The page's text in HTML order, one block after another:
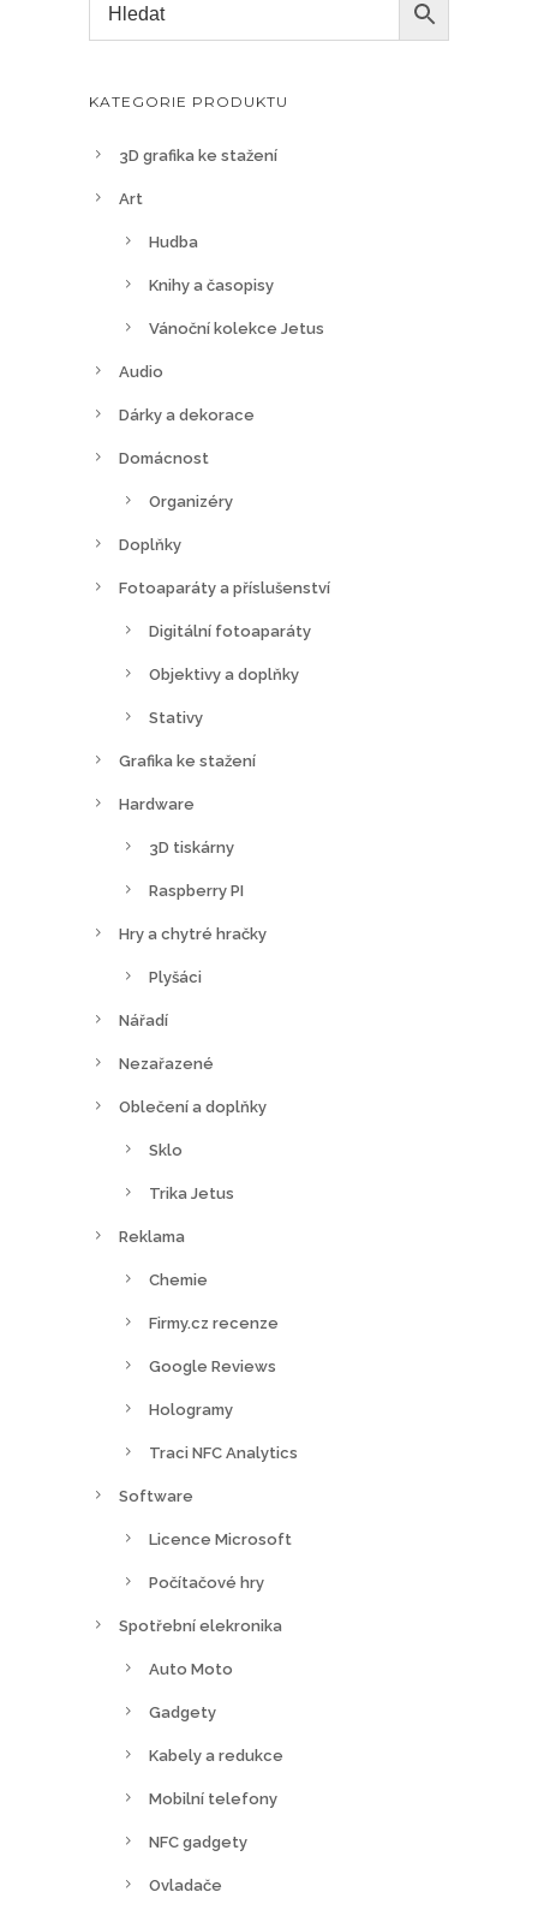
KATEGORIE PRODUKTU
3D grafika ke stažení
Art
Hudba
Knihy a časopisy
Vánoční kolekce Jetus
Audio
Dárky a dekorace
Domácnost
Organizéry
Doplňky
Fotoaparáty a příslušenství
Digitální fotoaparáty
Objektivy a doplňky
Stativy
Grafika ke stažení
Hardware
3D tiskárny
Raspberry PI
Hry a chytré hračky
Plyšáci
Nářadí
Nezařazené
Oblečení a doplňky
Sklo
Trika Jetus
Reklama
Chemie
Firmy.cz recenze
Google Reviews
Hologramy
Traci NFC Analytics
Software
Licence Microsoft
Počítačové hry
Spotřební elekronika
Auto Moto
Gadgety
Kabely a redukce
Mobilní telefony
NFC gadgety
Ovladače